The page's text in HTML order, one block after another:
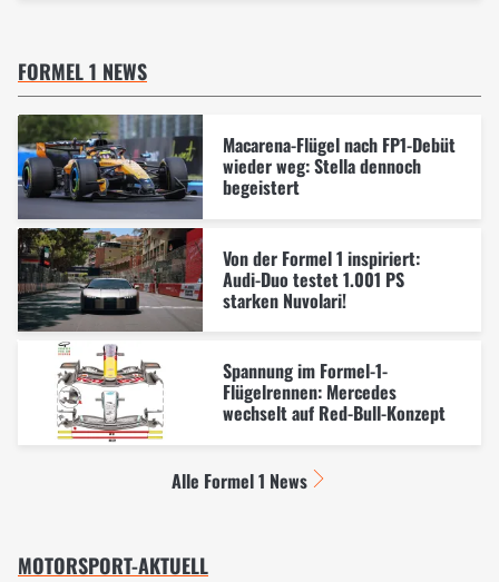
FORMEL 1 NEWS
Macarena-Flügel nach FP1-Debüt
wieder weg: Stella dennoch
begeistert
Von der Formel 1 inspiriert:
Audi-Duo testet 1.001 PS
starken Nuvolari!
Spannung im Formel-1-
Flügelrennen: Mercedes
wechselt auf Red-Bull-Konzept
Alle Formel 1 News
MOTORSPORT-AKTUELL